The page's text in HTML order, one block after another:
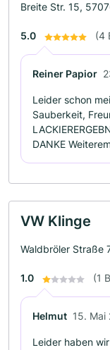
Breite Str. 15,
5.0 (4
Reiner Papior
Leider schon
Sauberkeit,
DANKE
VW Klinge
Waldbröler Straße
1.0 (1
Helmut 15. Mai
Leider haben